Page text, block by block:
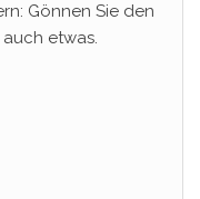
Gönnen Sie den
etwas.